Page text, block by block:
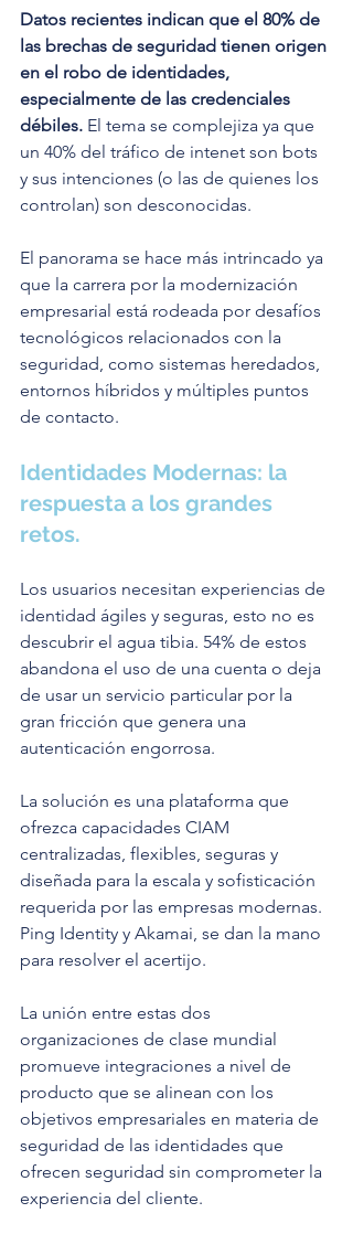
Datos recientes indican que el 80% de
las brechas de seguridad tienen origen
en el robo de identidades,
especialmente de las credenciales
débiles. El tema se complejiza ya que
un 40% del tráfico de intenet son bots
y sus intenciones (o las de quienes los
controlan) son desconocidas.
El panorama se hace más intrincado ya
que la carrera por la modernización
empresarial está rodeada por desafíos
tecnológicos relacionados con la
seguridad, como sistemas heredados,
entornos híbridos y múltiples puntos
de contacto.
Identidades Modernas: la
respuesta a los grandes
retos.
Los usuarios necesitan experiencias de
identidad ágiles y seguras, esto no es
descubrir el agua tibia. 54% de estos
abandona el uso de una cuenta o deja
de usar un servicio particular por la
gran fricción que genera una
autenticación engorrosa.
La solución es una plataforma que
ofrezca capacidades CIAM
centralizadas, flexibles, seguras y
diseñada para la escala y sofisticación
requerida por las empresas modernas.
Ping Identity y Akamai, se dan la mano
para resolver el acertijo.
La unión entre estas dos
organizaciones de clase mundial
promueve integraciones a nivel de
producto que se alinean con los
objetivos empresariales en materia de
seguridad de las identidades que
ofrecen seguridad sin comprometer la
experiencia del cliente.